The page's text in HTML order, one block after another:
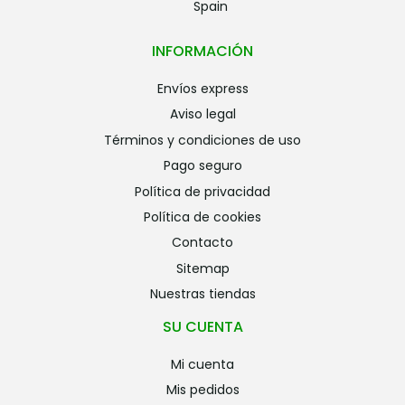
Spain
INFORMACIÓN
envíos express
aviso legal
términos y condiciones de uso
pago seguro
política de privacidad
política de cookies
contacto
sitemap
nuestras tiendas
SU CUENTA
mi cuenta
mis pedidos